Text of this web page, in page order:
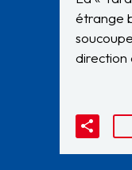
étrange
direction